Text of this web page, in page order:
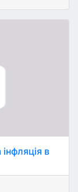
в